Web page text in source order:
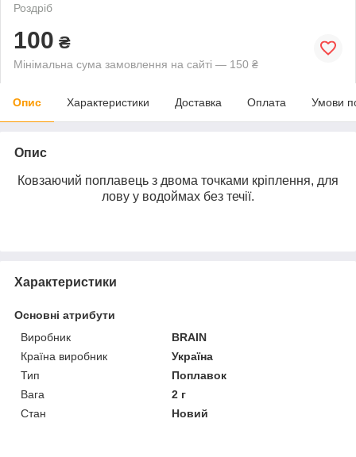
Роздріб
100 ₴
Мінімальна сума замовлення на сайті — 150 ₴
Опис Характеристики Доставка Оплата Умови
Опис
Ковзаючий поплавець з двома точками кріплення, для
лову у водоймах без течії.
Характеристики
Основні атрибути
Виробник
BRAIN
Країна виробник
Україна
Тип
Поплавок
Вага
2 г
Стан
Новий